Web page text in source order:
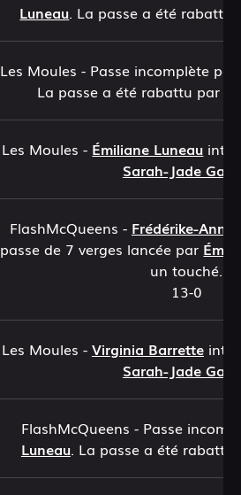
Luneau. La passe a été rabattu
Les Moules - Passe incomplète par
La passe a été rabattu par
Les Moules - Émiliane Luneau
Sarah-Jade
FlashMcQueens - Frédérike-Ann
passe de 7 verges lancée par
un touché.
13-0
Les Moules - Virginia Barrette
Sarah-Jade
FlashMcQueens - Passe
Luneau. La passe a été